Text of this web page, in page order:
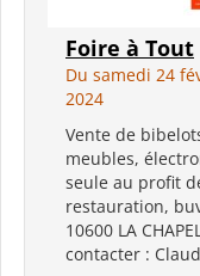
Foire à Tout
Du samedi 24
2024
Vente de
meubles,
seule au profit
restauration,
10600 LA
contacter :